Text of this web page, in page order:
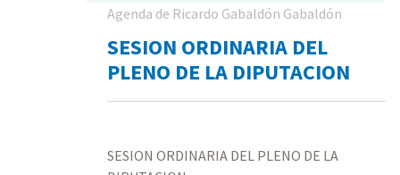
Agenda de Ricardo Gabaldón Gabaldón
SESION ORDINARIA DEL
PLENO DE LA DIPUTACION
SESION ORDINARIA DEL PLENO DE LA